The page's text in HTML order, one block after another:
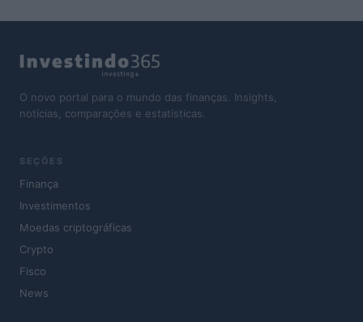
O novo portal para o mundo das finanças. Insights,
notícias, comparações e estatísticas.
SEÇÕES
Finança
Investimentos
Moedas criptográficas
Crypto
Fisco
News